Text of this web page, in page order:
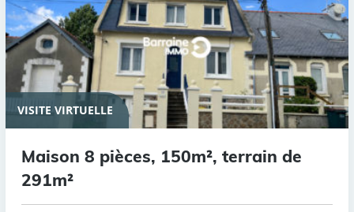
VISITE VIRTUELLE
Maison 8 pièces, 150m², terrain de
291m²